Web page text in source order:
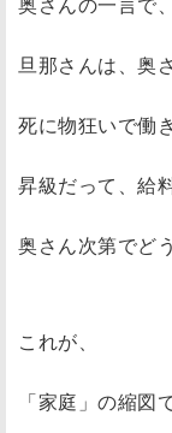
旦那さんは、奥
死に物狂いで働き
昇級だって、給
奥さん次第でど
これが、
「家庭」の縮図